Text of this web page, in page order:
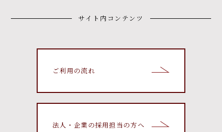
サイト内コンテンツ
ご利用の流れ
法人・企業の採用担当の方へ